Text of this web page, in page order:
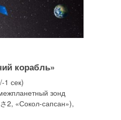
корабль»
1 сек)
зонд
2, «Сокол-сапсан»),